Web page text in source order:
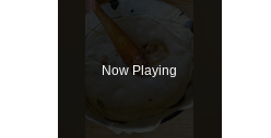
Now Playing